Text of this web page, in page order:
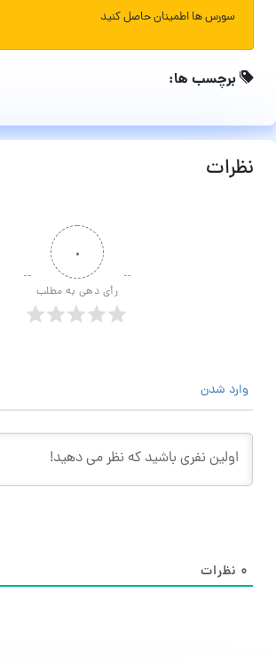
سورس ها اطمینان حاصل کنید
برچسب ها:
نظرات
۰
رأی دهی به مطلب
وارد شدن
۰ نظرات